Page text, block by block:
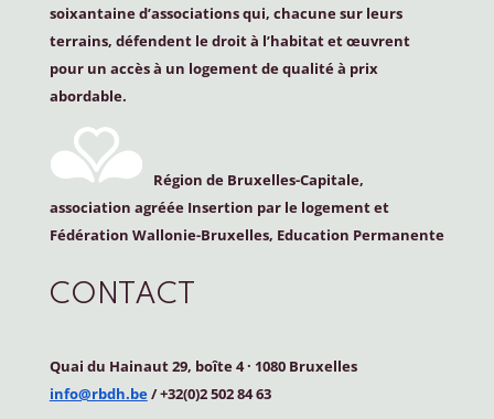
soixantaine d’associations qui, chacune sur leurs
terrains, défendent le droit à l’habitat et œuvrent
pour un accès à un logement de qualité à prix
abordable.
Région de Bruxelles-Capitale,
association agréée Insertion par le logement et
Fédération Wallonie-Bruxelles, Education Permanente
CONTACT
Quai du Hainaut 29, boîte 4· 1080 Bruxelles
info@rbdh.be/ +32(0)2 502 84 63